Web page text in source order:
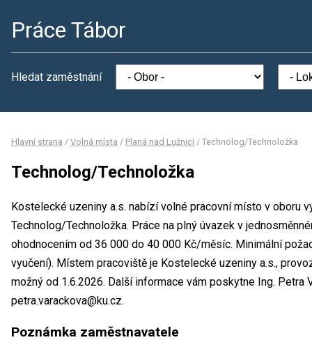
Práce Tábor
Hledat zaměstnání
Hlavní strana / Volná místa / Planá nad Lužnicí / Technolog/Technoložka
Technolog/Technoložka
Kostelecké uzeniny a.s. nabízí volné pracovní místo v oboru
Technolog/Technoložka. Práce na plný úvazek v
ohodnocením od 36 000 do 40 000 Kč/měsíc. Minimální
vyučení). Místem pracoviště je Kostelecké uzeniny a.s.,
možný od 1.6.2026. Další informace vám poskytne Ing. Petra
petra.varackova@ku.cz.
Poznámka zaměstnavatele